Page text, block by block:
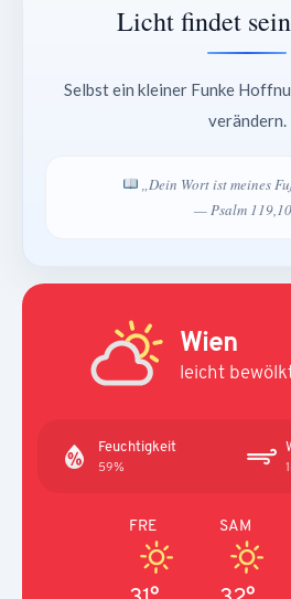
Licht findet
Selbst ein kleiner Funke
verändern.
„Dein Wort ist meines
— Psalm
Wien
leicht
Feuchtigkeit
59%
FRE SAM